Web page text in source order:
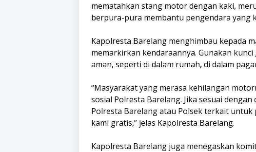
mematahkan stang motor dengan kaki,
berpura-pura membantu pengendara yang
Kapolresta Barelang menghimbau kepada
memarkirkan kendaraannya. Gunakan
aman, seperti di dalam rumah, di dalam
“Masyarakat yang merasa kehilangan
sosial Polresta Barelang. Jika sesuai
Polresta Barelang atau Polsek terkait untuk
kami gratis,” jelas Kapolresta Barelang.
Kapolresta Barelang juga menegaskan